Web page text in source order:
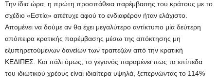
Την ίδια ώρα, η πρώτη προσπάθεια παρέμβασης του κράτους με το
σχέδιο «Εστία» απέτυχε αφού το ενδιαφέρον ήταν ελάχιστο.
Απομένει να δούμε αν θα έχει μεγαλύτερο αντίκτυπο μία δεύτερη
απόπειρα κρατικής παρέμβασης μέσω της απόκτησης μη
εξυπηρετούμενων δανείων των τραπεζών από την κρατική
ΚΕΔΙΠΕΣ. Και πάλι όμως, το γεγονός παραμένει πως τα επίπεδα
του ιδιωτικού χρέους είναι ιδιαίτερα υψηλά, ξεπερνώντας το 114%